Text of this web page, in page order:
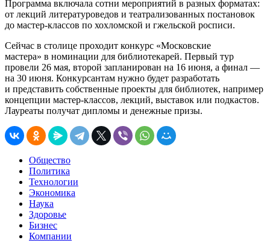
Программа включала сотни мероприятий в разных форматах:
от лекций литературоведов и театрализованных постановок
до мастер-классов по хохломской и гжельской росписи.
Сейчас в столице проходит конкурс «Московские
мастера» в номинации для библиотекарей. Первый тур
провели 26 мая, второй запланирован на 16 июня, а финал —
на 30 июня. Конкурсантам нужно будет разработать
и представить собственные проекты для библиотек, например
концепции мастер‑классов, лекций, выставок или подкастов.
Лауреаты получат дипломы и денежные призы.
Общество
Политика
Технологии
Экономика
Наука
Здоровье
Бизнес
Компании